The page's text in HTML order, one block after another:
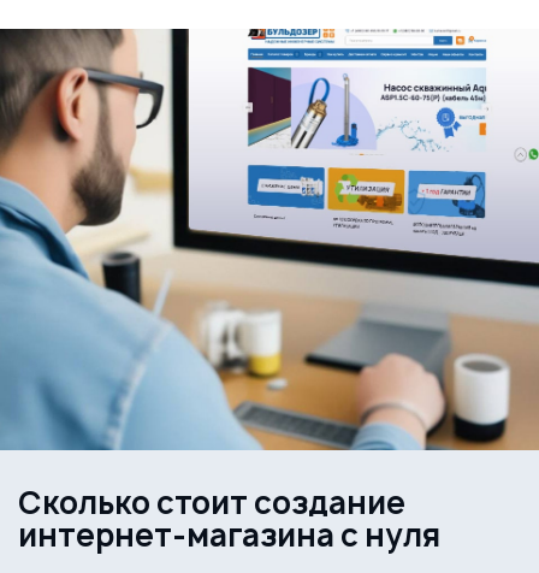
Cколько стоит создание
интернет-магазина с нуля